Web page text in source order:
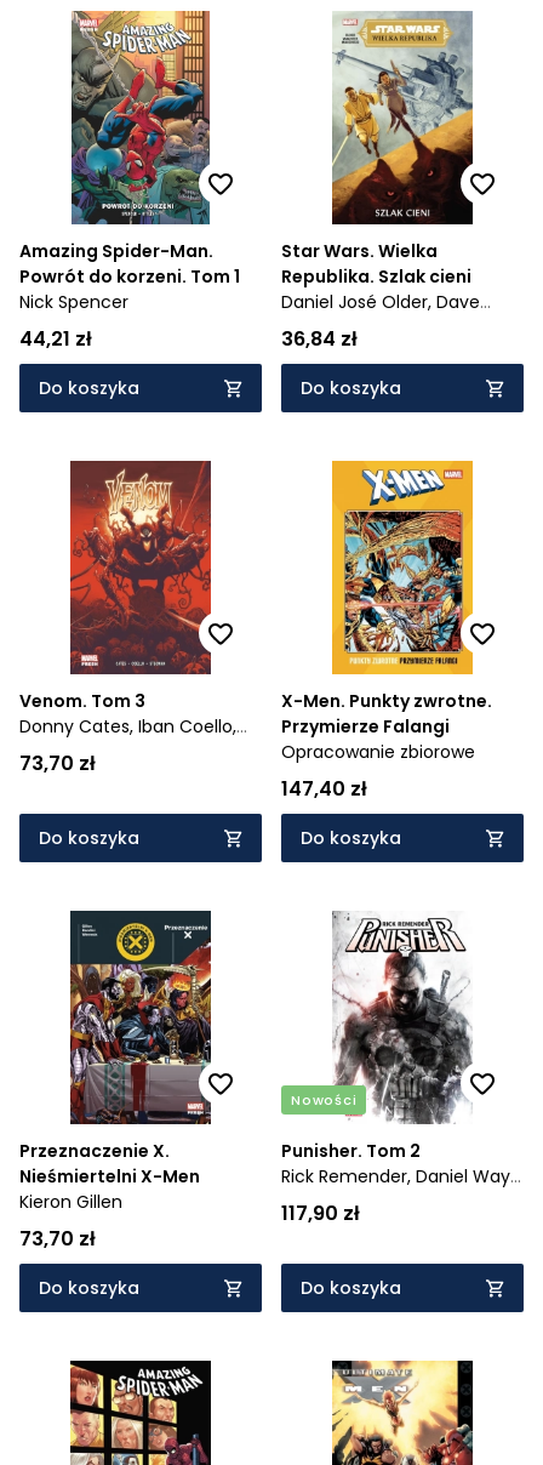
Amazing Spider-Man.
Powrót do korzeni. Tom 1
Nick Spencer
44,21 zł
Do koszyka
Star Wars. Wielka
Republika. Szlak cieni
Daniel José Older, Dave
Wachter
36,84 zł
Do koszyka
Venom. Tom 3
Donny Cates, Iban Coello,
Ryan Stegman
73,70 zł
Do koszyka
X-Men. Punkty zwrotne.
Przymierze Falangi
Opracowanie zbiorowe
147,40 zł
Do koszyka
Przeznaczenie X.
Nieśmiertelni X-Men
Kieron Gillen
73,70 zł
Do koszyka
Nowości
Punisher. Tom 2
Rick Remender, Daniel Way,
Marjorie M. Liu
117,90 zł
Do koszyka